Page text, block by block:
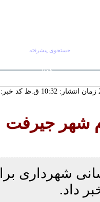
جستجوی پیشرفته
RSS
کد خبر: 19312
شهر جیرفت
شهرداری
داد.